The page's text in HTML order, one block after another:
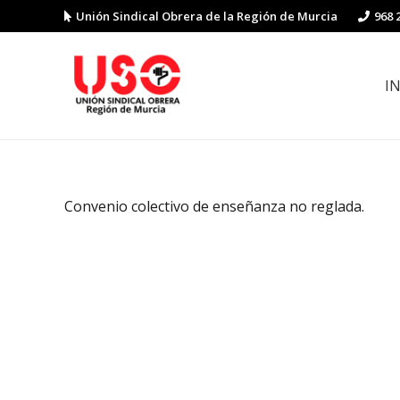
Unión Sindical Obrera de la Región de Murcia 968
Convenio colectivo de enseñanza no reglada.